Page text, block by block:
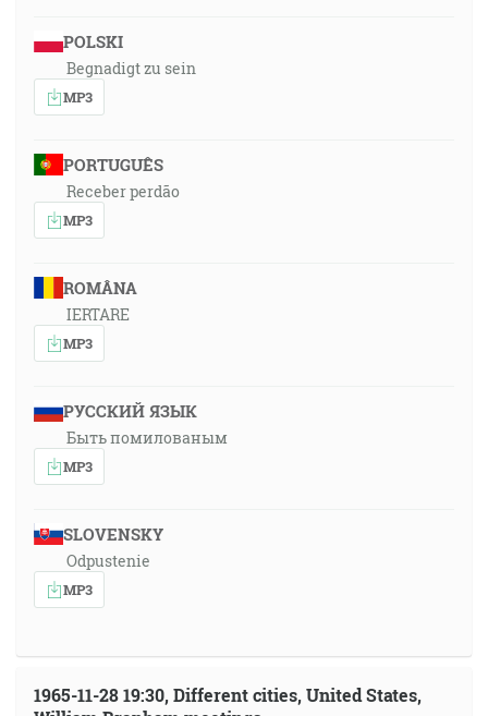
POLSKI
Begnadigt zu sein
MP3
PORTUGUÊS
Receber perdão
MP3
ROMÂNA
IERTARE
MP3
РУССКИЙ ЯЗЫК
Быть помилованым
MP3
SLOVENSKY
Odpustenie
MP3
1965-11-28 19:30, Different cities, United States,